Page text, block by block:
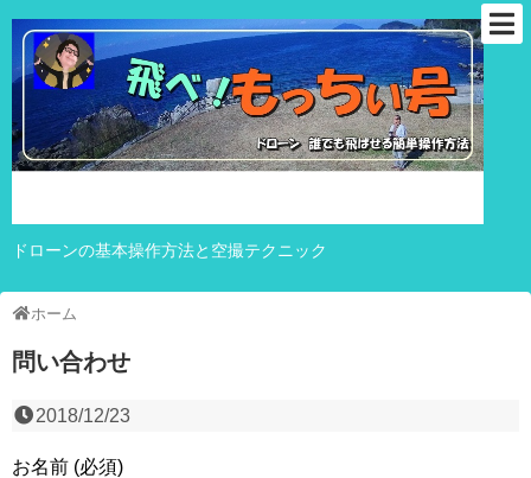
ドローンの基本操作方法と空撮テクニック
ホーム
問い合わせ
2018/12/23
お名前 (必須)